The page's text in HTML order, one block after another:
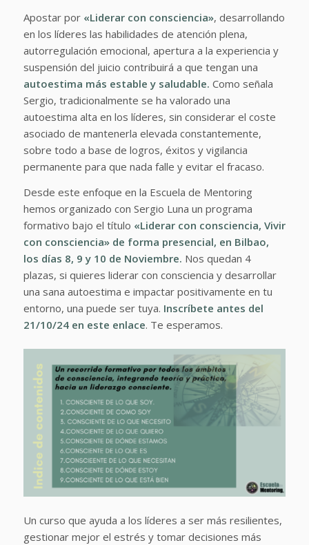
Apostar por «Liderar con consciencia», desarrollando
en los líderes las habilidades de atención plena,
autorregulación emocional, apertura a la experiencia y
suspensión del juicio contribuirá a que tengan una
autoestima más estable y saludable. Como señala
Sergio, tradicionalmente se ha valorado una
autoestima alta en los líderes, sin considerar el coste
asociado de mantenerla elevada constantemente,
sobre todo a base de logros, éxitos y vigilancia
permanente para que nada falle y evitar el fracaso.
Desde este enfoque en la Escuela de Mentoring
hemos organizado con Sergio Luna un programa
formativo bajo el título «Liderar con consciencia, Vivir
con consciencia» de forma presencial, en Bilbao,
los días 8, 9 y 10 de Noviembre. Nos quedan 4
plazas, si quieres liderar con consciencia y desarrollar
una sana autoestima e impactar positivamente en tu
entorno, una puede ser tuya. Inscríbete antes del
21/10/24 en este enlace. Te esperamos.
Un curso que ayuda a los líderes a ser más resilientes,
gestionar mejor el estrés y tomar decisiones más